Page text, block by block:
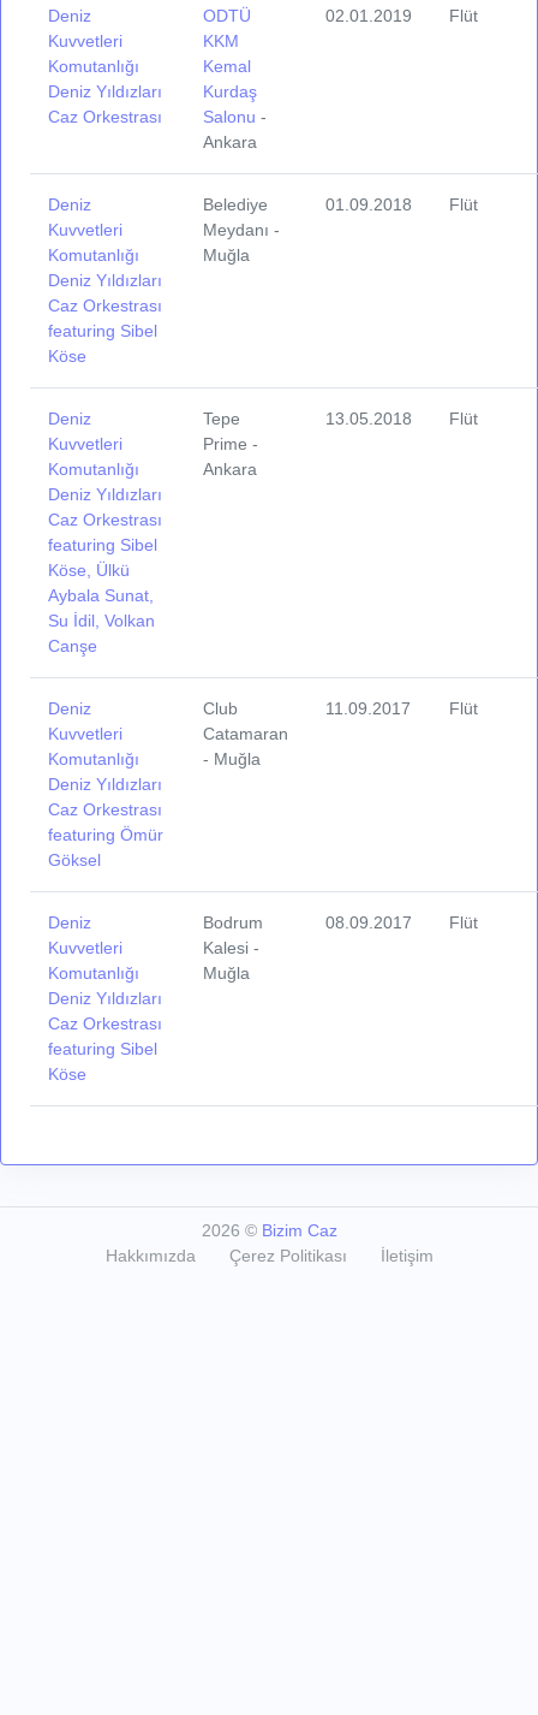
Deniz
Kuvvetleri
Komutanlığı
Deniz Yıldızları
Caz Orkestrası
ODTÜ
KKM
Kemal
Kurdaş
Salonu -
Ankara
02.01.2019 Flüt
Deniz
Kuvvetleri
Komutanlığı
Deniz Yıldızları
Caz Orkestrası
featuring Sibel
Köse
Belediye
Meydanı -
Muğla
01.09.2018 Flüt
Deniz
Kuvvetleri
Komutanlığı
Deniz Yıldızları
Caz Orkestrası
featuring Sibel
Köse, Ülkü
Aybala Sunat,
Su İdil, Volkan
Canşe
Tepe
Prime -
Ankara
13.05.2018 Flüt
Deniz
Kuvvetleri
Komutanlığı
Deniz Yıldızları
Caz Orkestrası
featuring Ömür
Göksel
Club
Catamaran
- Muğla
11.09.2017 Flüt
Deniz
Kuvvetleri
Komutanlığı
Deniz Yıldızları
Caz Orkestrası
featuring Sibel
Köse
Bodrum
Kalesi -
Muğla
08.09.2017 Flüt
2026 © Bizim Caz
Hakkımızda
Çerez Politikası İletişim